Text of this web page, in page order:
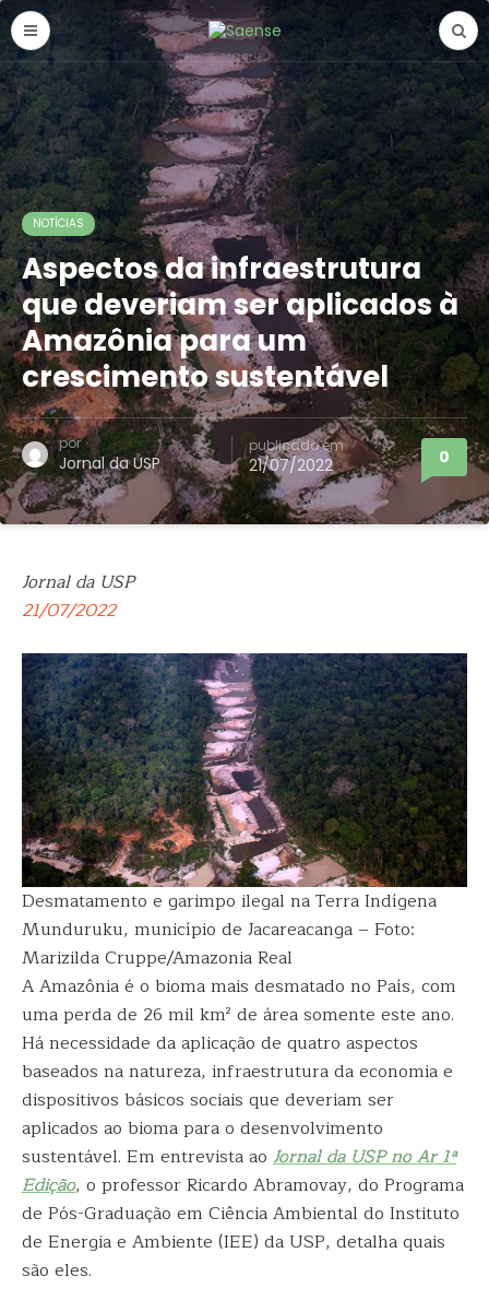
NOTÍCIAS
Aspectos da infraestrutura
que deveriam ser aplicados à
Amazônia para um
crescimento sustentável
por
Jornal da USP
publicado em
21/07/2022 0
Jornal da USP
21/07/2022
Desmatamento e garimpo ilegal na Terra Indígena
Munduruku, municí­pio de Jacareacanga – Foto:
Marizilda Cruppe/Amazonia Real
A Amazônia é o bioma mais desmatado no País, com
uma perda de 26 mil km² de área somente este ano.
Há necessidade da aplicação de quatro aspectos
baseados na natureza, infraestrutura da economia e
dispositivos básicos sociais que deveriam ser
aplicados ao bioma para o desenvolvimento
sustentável. Em entrevista ao Jornal da USP no Ar 1ª
Edição, o professor Ricardo Abramovay, do Programa
de Pós-Graduação em Ciência Ambiental do Instituto
de Energia e Ambiente (IEE) da USP, detalha quais
são eles.